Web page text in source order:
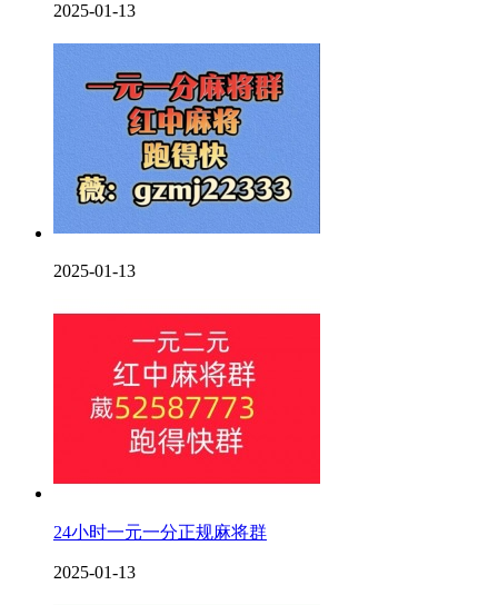
2025-01-13
2025-01-13
24小时一元一分正规麻将群
2025-01-13